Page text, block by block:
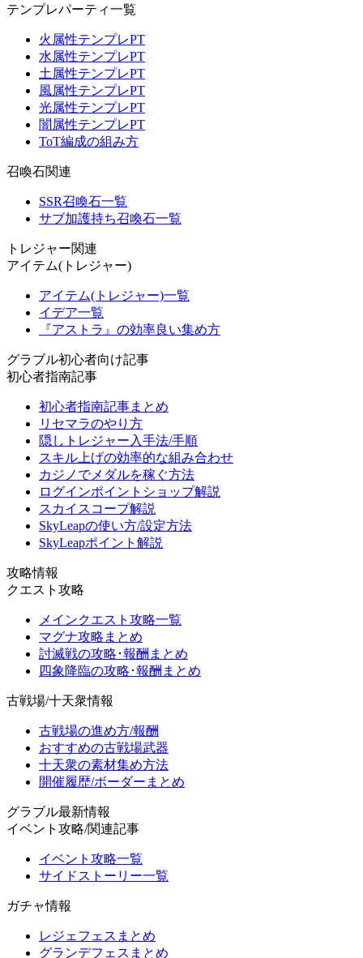
テンプレパーティ一覧
火属性テンプレPT
水属性テンプレPT
土属性テンプレPT
風属性テンプレPT
光属性テンプレPT
闇属性テンプレPT
ToT編成の組み方
召喚石関連
SSR召喚石一覧
サブ加護持ち召喚石一覧
トレジャー関連
アイテム(トレジャー)
アイテム(トレジャー)一覧
イデア一覧
『アストラ』の効率良い集め方
グラブル初心者向け記事
初心者指南記事
初心者指南記事まとめ
リセマラのやり方
隠しトレジャー入手法/手順
スキル上げの効率的な組み合わせ
カジノでメダルを稼ぐ方法
ログインポイントショップ解説
スカイスコープ解説
SkyLeapの使い方/設定方法
SkyLeapポイント解説
攻略情報
クエスト攻略
メインクエスト攻略一覧
マグナ攻略まとめ
討滅戦の攻略･報酬まとめ
四象降臨の攻略･報酬まとめ
古戦場/十天衆情報
古戦場の進め方/報酬
おすすめの古戦場武器
十天衆の素材集め方法
開催履歴/ボーダーまとめ
グラブル最新情報
イベント攻略/関連記事
イベント攻略一覧
サイドストーリー一覧
ガチャ情報
レジェフェスまとめ
グランデフェスまとめ